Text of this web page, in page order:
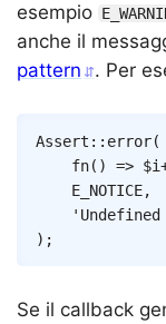
esempio
anche il
pattern
. Per
Assert :: error(
fn( ) => $i
E_NOTICE,
) ;
Se il callback